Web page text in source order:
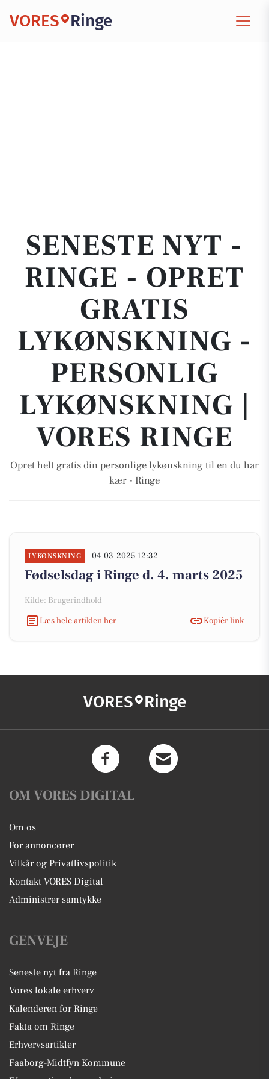
VORES Ringe
SENESTE NYT -
RINGE - OPRET
GRATIS
LYKØNSKNING -
PERSONLIG
LYKØNSKNING |
VORES RINGE
Opret helt gratis din personlige lykønskning til en du har
kær - Ringe
LYKØNSKNING 04-03-2025 12:32
Fødselsdag i Ringe d. 4. marts 2025
Kilde: Brugerindhold
Læs hele artiklen her
Kopiér link
VORES Ringe
OM VORES DIGITAL
Om os
For annoncører
Vilkår og Privatlivspolitik
Kontakt VORES Digital
Administrer samtykke
GENVEJE
Seneste nyt fra Ringe
Vores lokale erhverv
Kalenderen for Ringe
Fakta om Ringe
Erhvervsartikler
Faaborg-Midtfyn Kommune